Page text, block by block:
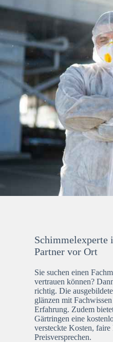
Schimmelexperte
Partner vor Ort
Sie suchen einen
vertrauen können?
richtig. Die
glänzen mit
Erfahrung. Zudem
Gärtringen eine
versteckte Kosten, faire
Preisversprechen.